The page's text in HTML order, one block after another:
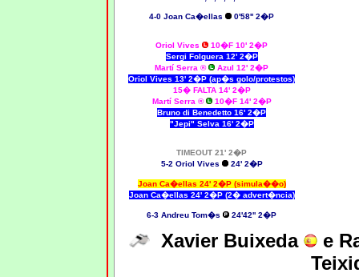
4-0 Joan Ca�ellas 0'58'' 2�P
Oriol Vives
10�F 10' 2�P
Sergi Folguera 12' 2�P
Martí Serra ®
Azul 12' 2�P
Oriol Vives 13' 2�P (ap�s golo/protestos)
15� FALTA 14' 2�P
Martí Serra ®
10�F 14' 2�P
Bruno di Benedetto 16' 2�P
"Jepi" Selva 16' 2�P
TIMEOUT 21' 2�P
5-2 Oriol Vives
24' 2�P
Joan Ca�ellas 24' 2�P (simula��o)
Joan Ca�ellas 24' 2�P (2� advert�ncia)
6-3 Andreu Tom�s 24'42'' 2�P
Xavier Buixeda
e